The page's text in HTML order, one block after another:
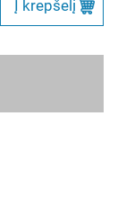
Į krepšelį